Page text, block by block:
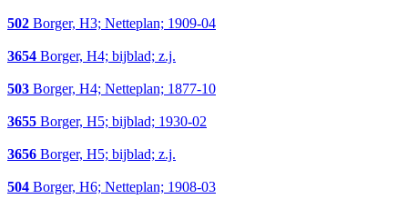
502 Borger, H3; Netteplan; 1909-04
3654 Borger, H4; bijblad; z.j.
503 Borger, H4; Netteplan; 1877-10
3655 Borger, H5; bijblad; 1930-02
3656 Borger, H5; bijblad; z.j.
504 Borger, H6; Netteplan; 1908-03